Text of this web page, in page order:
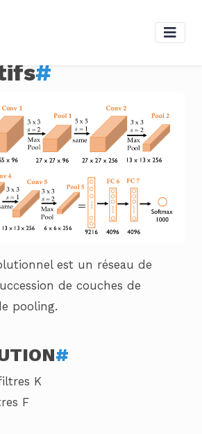
#
est un réseau de
de couches de
pooling.
#
K
F